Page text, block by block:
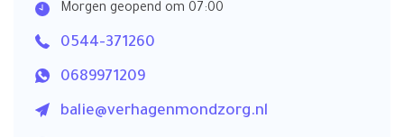
Morgen geopend om 07:00
0544-371260
0689971209
balie@verhagenmondzorg.nl